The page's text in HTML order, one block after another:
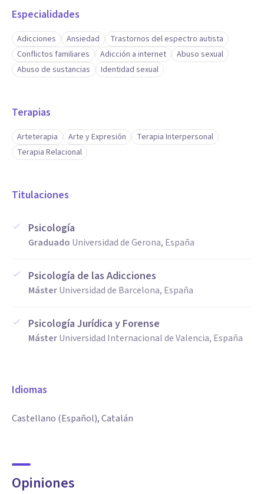
Especialidades
Adicciones Ansiedad
Trastornos del espectro autista
Conflictos familiares
Adicción a internet
Abuso sexual
Abuso de sustancias
Identidad sexual
Terapias
Arteterapia Arte y Expresión
Terapia Interpersonal
Terapia Relacional
Titulaciones
Psicología
Graduado Universidad de Gerona, España
Psicología de las Adicciones
MásterUniversidad de Barcelona, España
Psicología Jurídica y Forense
MásterUniversidad Internacional de Valencia, España
Idiomas
Castellano (Español), Catalán
Opiniones